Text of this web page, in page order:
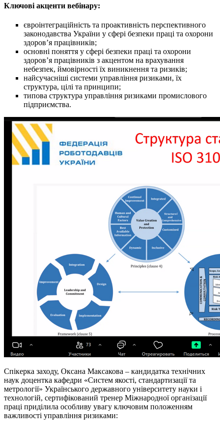
Ключові акценти вебінару:
євроінтеграційність та проактивність перспективного
законодавства України у сфері безпеки праці та охорони
здоров’я працівників;
oсновні поняття у сфері безпеки праці та охорони
здоров’я працівників з акцентом на врахування
небезпек, ймовірності їх виникнення та ризиків;
найсучасніші системи управління ризиками, їх
структура, цілі та принципи;
типова структура управління ризиками промислового
підприємства.
Спікерка заходу, Оксана Максакова – кандидатка технічних
наук доцентка кафедри «Систем якості, стандартизації та
метрології» Українського державного університету науки і
технологій, сертифікований тренер Міжнародної організації
праці приділила особливу увагу ключовим положенням
важливості управління ризиками: